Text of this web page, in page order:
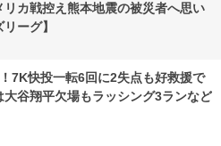
カ戦控え熊本地震の被災者へ思い
ーグ】
7K快投一転6回に2失点も好救援で
谷翔平欠場もラッシング3ランなど